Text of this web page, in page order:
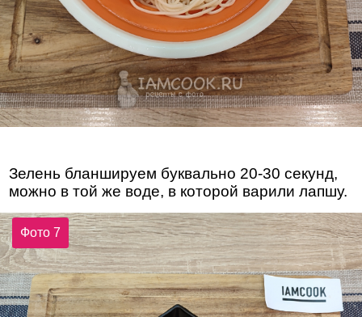
Зелень бланшируем буквально 20-30 секунд,
можно в той же воде, в которой варили лапшу.
Фото 7